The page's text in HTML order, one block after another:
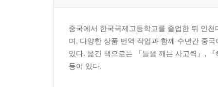
중국에서 한국국제고등학교를 졸업한 뒤 인
며, 다양한 상품 번역 작업과 함께 수년간 중
있다. 옮긴 책으로는 『틀을 깨는 사고력』,
등이 있다.